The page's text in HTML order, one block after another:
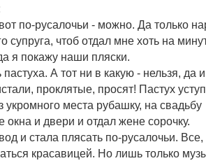
по-русалочьи - можно. Да только
супруга, чтоб отдал мне хоть на
я покажу наши пляски.
А тот ни в какую - нельзя, да и
проклятые, просят! Пастух
укромного места рубашку, на свадьбу
окна и двери и отдал жене сорочку.
и стала плясать по-русалочьи. Все,
красавицей. Но лишь только